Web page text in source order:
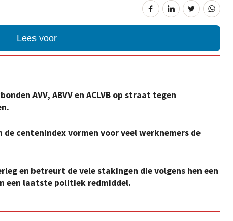
Lees voor
AVV, ABVV en ACLVB op straat tegen
centenindex vormen voor veel werknemers de
en betreurt de vele stakingen die volgens hen een
een laatste politiek redmiddel.